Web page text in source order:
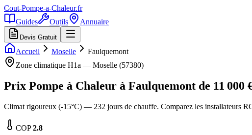
Cout-Pompe-a-Chaleur.fr
Guides
Outils Annuaire
Devis Gratuit
Accueil Moselle
Faulquemont
Zone climatique H1a — Moselle (57380)
Prix Pompe à Chaleur à Faulquemont de 11 000
Climat rigoureux (-15°C) — 232 jours de chauffe. Comparez les installateurs
COP2.8